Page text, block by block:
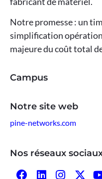
Notre promesse : un
simplification
majeure du coût total
Campus
Notre site web
pine-networks.com
Nos réseaux